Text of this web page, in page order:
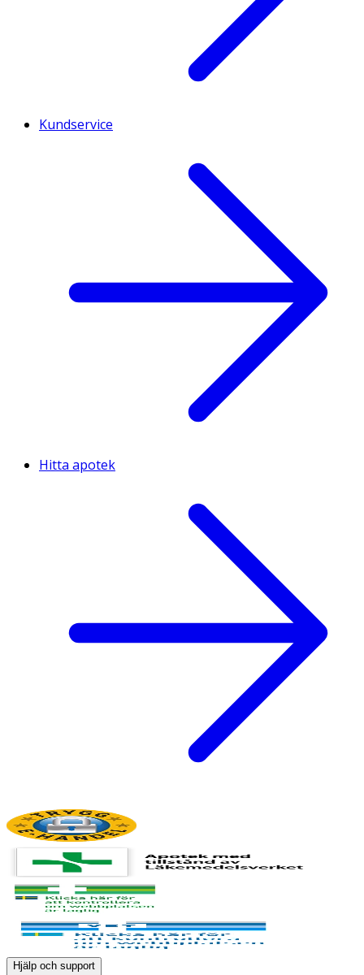
Kundservice
Hitta apotek
Hjälp och support